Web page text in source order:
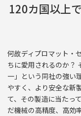
120カ国以上
何故ディプロマット・
ちに愛用されるのか？
一」という同社の強い
やすく、より安全な新
て、その製造に当たっ
だ機械の高精度、高効